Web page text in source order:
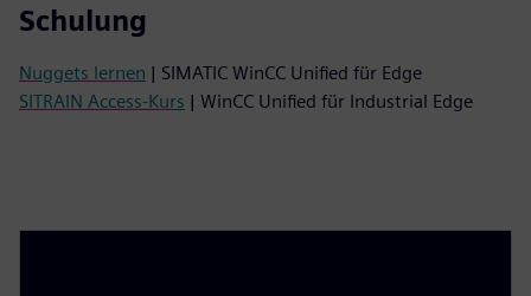
Schulung
Nuggets lernen | SIMATIC WinCC Unified für Edge
SITRAIN Access-Kurs | WinCC Unified für Industrial Edge